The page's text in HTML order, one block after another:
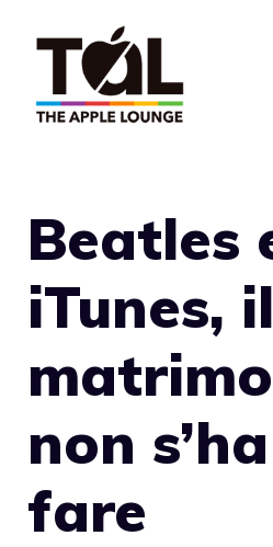
contenuto
Beatles
iTunes, il
non
fare